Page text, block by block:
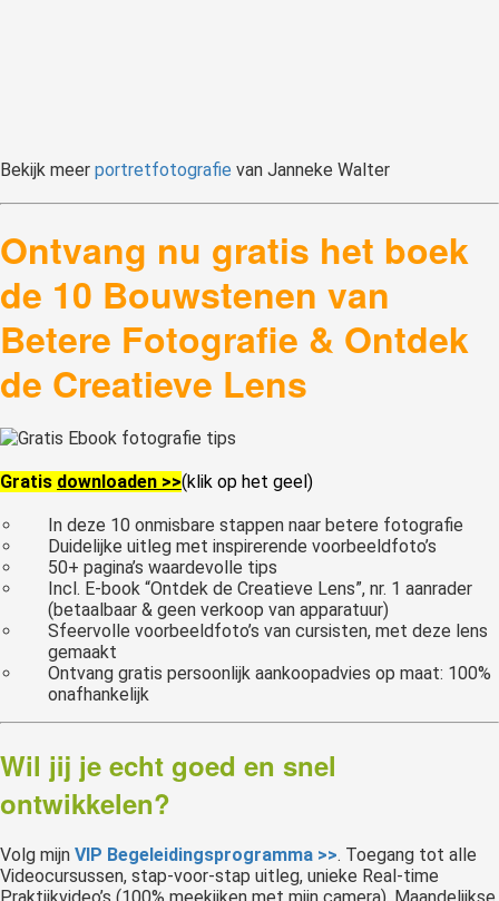
Bekijk meer portretfotografie van Janneke Walter
Ontvang nu gratis het boek
de 10 Bouwstenen van
Betere Fotografie & Ontdek
de Creatieve Lens
Gratis downloaden >>(klik op het geel)
In deze 10 onmisbare stappen naar betere fotografie
Duidelijke uitleg met inspirerende voorbeeldfoto’s
50+ pagina’s waardevolle tips
Incl. E-book “Ontdek de Creatieve Lens”, nr. 1 aanrader
(betaalbaar & geen verkoop van apparatuur)
Sfeervolle voorbeeldfoto’s van cursisten, met deze lens
gemaakt
Ontvang gratis persoonlijk aankoopadvies op maat: 100%
onafhankelijk
Wil jij je echt goed en snel
ontwikkelen?
Volg mijn VIP Begeleidingsprogramma >>. Toegang tot alle
Videocursussen, stap-voor-stap uitleg, unieke Real-time